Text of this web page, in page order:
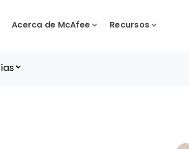
Acerca de McAfee Recursos